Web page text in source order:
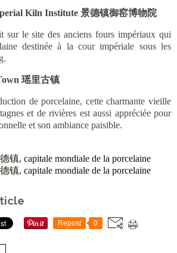
Kiln Institute 景德镇御窑博物院
sur le site des anciens fours impériaux qui
destinée à la cour impériale sous les
瑶里古镇
de porcelaine, cette charmante vieille
et de rivières est aussi appréciée pour
et son ambiance paisible.
Repost 0